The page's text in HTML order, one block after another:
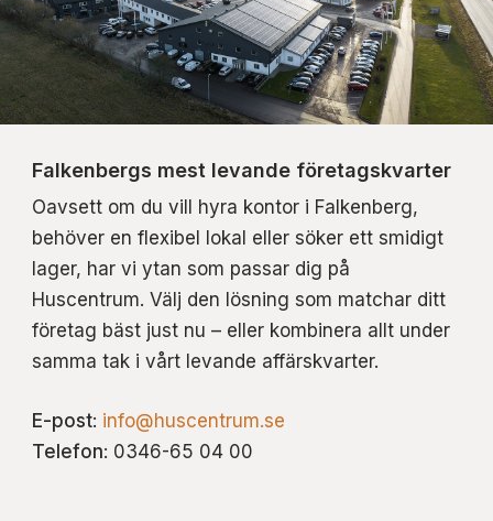
Falkenbergs mest levande företagskvarter
Oavsett om du vill hyra kontor i Falkenberg,
behöver en flexibel lokal eller söker ett smidigt
lager, har vi ytan som passar dig på
Huscentrum. Välj den lösning som matchar ditt
företag bäst just nu – eller kombinera allt under
samma tak i vårt levande affärskvarter.
E-post: info@huscentrum.se
Telefon: 0346-65 04 00